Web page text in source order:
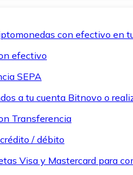
con efectivo en
efectivo
SEPA
a tu cuenta Bitnovo o
Transferencia
/ débito
Visa y Mastercard para